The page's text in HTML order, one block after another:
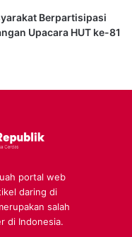
Berpartisipasi
Upacara HUT ke-81
portal web
daring di
salah
di Indonesia.